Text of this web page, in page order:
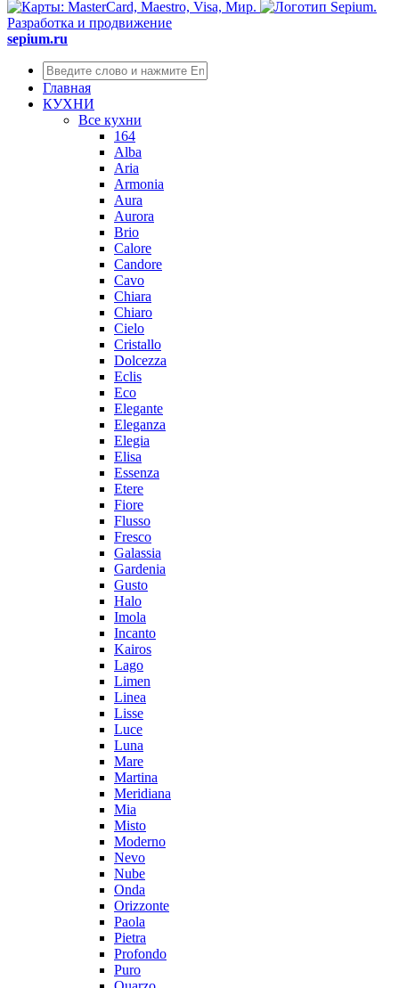
Разработка и продвижение
sepium.ru
Главная
КУХНИ
Все кухни
164
Alba
Aria
Armonia
Aura
Aurora
Brio
Calore
Candore
Cavo
Chiara
Chiaro
Cielo
Cristallo
Dolcezza
Eclis
Eco
Elegante
Eleganza
Elegia
Elisa
Essenza
Etere
Fiore
Flusso
Fresco
Galassia
Gardenia
Gusto
Halo
Imola
Incanto
Kairos
Lago
Limen
Linea
Lisse
Luce
Luna
Mare
Martina
Meridiana
Mia
Misto
Moderno
Nevo
Nube
Onda
Orizzonte
Paola
Pietra
Profondo
Puro